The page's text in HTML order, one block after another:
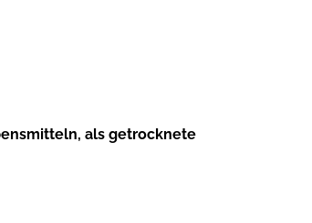
als getrocknete